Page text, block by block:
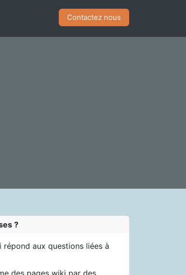
​Contactez nous
?
aux questions liées à
des pages wiki par des